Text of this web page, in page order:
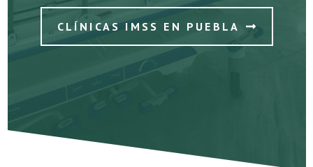
CLÍNICAS IMSS EN PUEBLA